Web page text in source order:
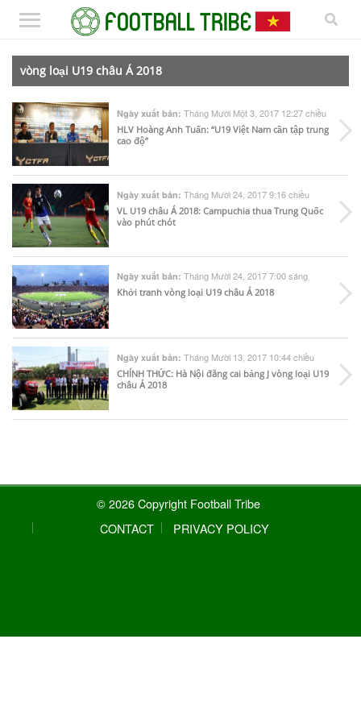
vòng loại U19 châu Á 2018
Ngày xuất bản: Tháng Mười Một 3, 2017 12:27 chiều
HLV Hoàng Anh Tuấn: “U19 Việt Nam cần tập trung
cao độ”
Ngày xuất bản: Tháng Mười 24, 2017 9:16 chiều
VL U19 châu Á 2018: Campuchia thua Trung Quốc
vào phút chót
Ngày xuất bản: Tháng Mười 24, 2017 7:00 sáng
Khởi tranh vòng loại U19 châu Á 2018
Ngày xuất bản: Tháng Mười 13, 2017 10:44 chiều
CHÍNH THỨC: Hà Nội đăng cai bảng J vòng loại U19
châu Á 2018
© 2026 Copyright Football Tribe
CONTACT
PRIVACY POLICY